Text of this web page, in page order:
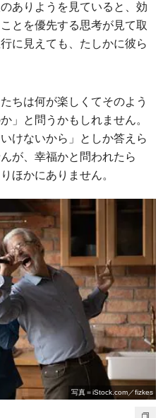
ありようを見ていると、効
とを優先する思考が見て取
に見えても、たしかに彼ら
ちは何が楽しくてそのよう
」と問うかもしれません。
けないから」としか答えら
が、幸福かと問われたら
ほかにありません。
写真＝iStock.com／fizkes